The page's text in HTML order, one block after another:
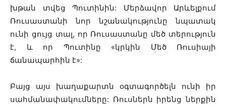
խթան տվեց Պուտինին: Մերձավոր Արևելքում
Ռուսաստանի նոր նշանակությունը նպատակ
ունի ցույց տալ, որ Ռուսաստանը մեծ տերություն
է, և որ Պուտինը «կրկին Մեծ Ռուսիայի
ճանապարհին է»:
Բայց այս խաղաքարտն օգտագործելն ունի իր
սահմանափակումները: Ռուսներն իրենց ներքին